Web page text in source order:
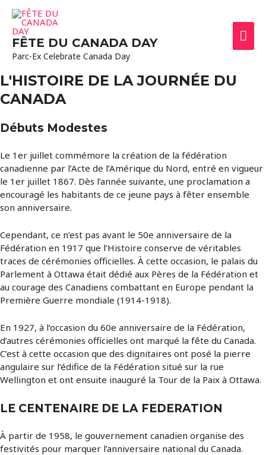
FÊTE DU CANADA DAY
Parc-Ex Celebrate Canada Day
L'HISTOIRE DE LA JOURNÉE DU
CANADA
Débuts Modestes
Le 1er juillet commémore la création de la fédération
canadienne par l’Acte de l’Amérique du Nord, entré en vigueur
le 1er juillet 1867. Dès l’année suivante, une proclamation a
encouragé les habitants de ce jeune pays à fêter ensemble
son anniversaire.
Cependant, ce n’est pas avant le 50e anniversaire de la
Fédération en 1917 que l’Histoire conserve de véritables
traces de cérémonies officielles. À cette occasion, le palais du
Parlement à Ottawa était dédié aux Pères de la Fédération et
au courage des Canadiens combattant en Europe pendant la
Première Guerre mondiale (1914-1918).
En 1927, à l’occasion du 60e anniversaire de la Fédération,
d’autres cérémonies officielles ont marqué la fête du Canada.
C’est à cette occasion que des dignitaires ont posé la pierre
angulaire sur l’édifice de la Fédération situé sur la rue
Wellington et ont ensuite inauguré la Tour de la Paix à Ottawa.
LE CENTENAIRE DE LA FEDERATION
À partir de 1958, le gouvernement canadien organise des
festivités pour marquer l’anniversaire national du Canada.